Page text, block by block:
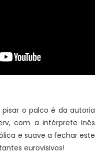
o palco é da autoria
com a intérprete Inês
e suave a fechar este
eurovisivos!